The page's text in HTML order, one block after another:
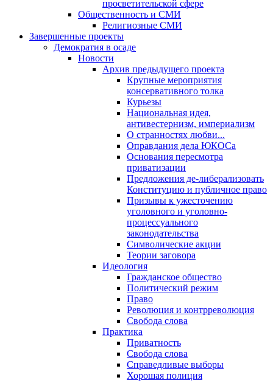
просветительской сфере
Общественность и СМИ
Религиозные СМИ
Завершенные проекты
Демократия в осаде
Новости
Архив предыдущего проекта
Крупные мероприятия
консервативного толка
Курьезы
Национальная идея,
антивестернизм, империализм
О странностях любви...
Оправдания дела ЮКОСа
Основания пересмотра
приватизации
Предложения де-либерализовать
Конституцию и публичное право
Призывы к ужесточению
уголовного и уголовно-
процессуального
законодательства
Символические акции
Теории заговора
Идеология
Гражданское общество
Политический режим
Право
Революция и контрреволюция
Свобода слова
Практика
Приватность
Свобода слова
Справедливые выборы
Хорошая полиция